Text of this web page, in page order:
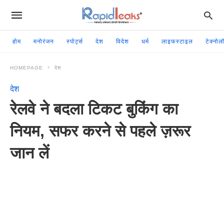
होम मनोरंजन स्पोर्ट्स देश विदेश धर्म लाइफस्टाइल
HOMEPAGE देश
देश
रेलवे ने बदला टिकट बुकिंग का
नियम, सफर करने से पहले ज़रूर
जान लें